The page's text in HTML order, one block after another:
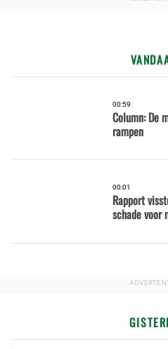
00:59
Column: De
rampen
00:01
Rapport
schade voor